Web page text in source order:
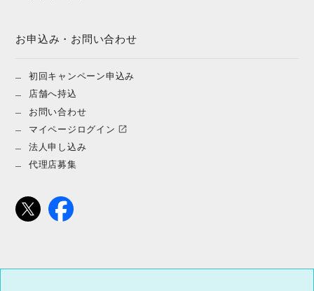
お申込み・お問い合わせ
初回キャンペーン申込み
店舗へ持込
お問い合わせ
マイページログイン
法人申し込み
代理店募集